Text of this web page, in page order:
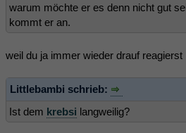
warum möchte er es denn nicht gut
kommt er an.
weil du ja immer wieder drauf reagierst
Littlebambi schrieb:
Ist dem krebsi langweilig?